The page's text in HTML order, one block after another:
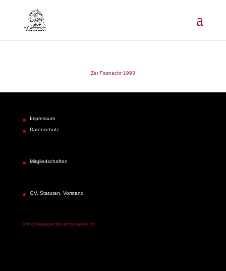
Zer Fasnacht 1993
Impressum
Datenschutz
Mitgliedschaften
GV, Statuten, Vorstand
info(a)waagecliquerhywaelle.ch